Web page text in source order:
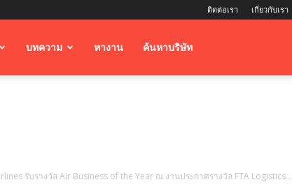
ติดต่อเรา เกี่ยวกับเรา
บทความ หางาน ค้นหาบริษัท
รับรางวัล Air Business of the Year ณ งานประกาศรางวัล FTA Logistics...